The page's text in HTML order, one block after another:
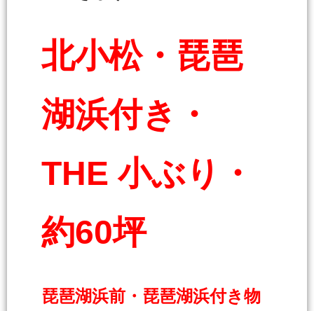
北小松・琵琶
湖浜付き・
THE 小ぶり・
約60坪
琵琶湖浜前・琵琶湖浜付き物